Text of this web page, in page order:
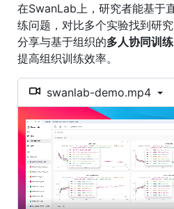
在SwanLab上，研究者能基于
练问题，对比多个实验找到研
分享与基于组织的多人协同训练
提高组织训练效率。
swanlab-demo.mp4